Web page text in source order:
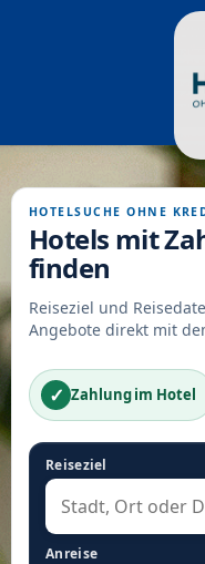
HOTELSUCHE OHNE
Hotels mit
finden
Reiseziel und
Angebote direkt mit
✓ Zahlung im Hotel
Reiseziel
Anreise